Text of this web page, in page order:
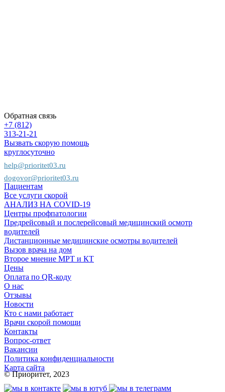
Обратная связь
+7 (812)
313-21-21
Вызвать скорую помощь
круглосуточно
help@prioritet03.ru
dogovor@prioritet03.ru
Пациентам
Все услуги скорой
АНАЛИЗ НА COVID-19
Центры профпатологии
Предрейсовый и послерейсовый медицинский осмотр
водителей
Дистанционные медицинские осмотры водителей
Вызов врача на дом
Второе мнение МРТ и КТ
Цены
Оплата по QR-коду
О нас
Отзывы
Новости
Кто с нами работает
Врачи скорой помощи
Контакты
Вопрос-ответ
Вакансии
Политика конфиденциальности
Карта сайта
© Приоритет, 2023